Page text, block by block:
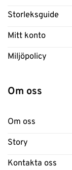
Storleksguide
Mitt konto
Miljöpolicy
Om oss
Om oss
Story
Kontakta oss